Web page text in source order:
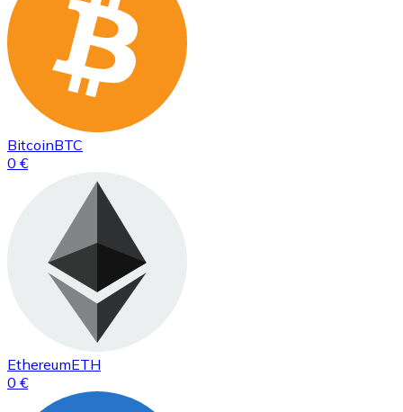
BitcoinBTC
0 €
EthereumETH
0 €